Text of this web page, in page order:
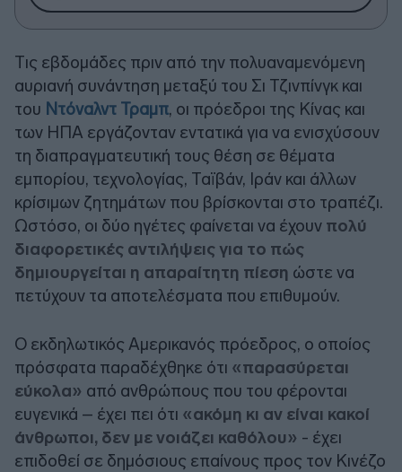
Tις εβδομάδες πριν από την πολυαναμενόμενη
αυριανή συνάντηση μεταξύ του Σι Τζινπίνγκ και
του Ντόναλντ Τραμπ, οι πρόεδροι της Κίνας και
των ΗΠΑ εργάζονταν εντατικά για να ενισχύσουν
τη διαπραγματευτική τους θέση σε θέματα
εμπορίου, τεχνολογίας, Ταϊβάν, Ιράν και άλλων
κρίσιμων ζητημάτων που βρίσκονται στο τραπέζι.
Ωστόσο, οι δύο ηγέτες φαίνεται να έχουν πολύ
διαφορετικές αντιλήψεις για το πώς
δημιουργείται η απαραίτητη πίεση ώστε να
πετύχουν τα αποτελέσματα που επιθυμούν.
Ο εκδηλωτικός Αμερικανός πρόεδρος, ο οποίος
πρόσφατα παραδέχθηκε ότι «παρασύρεται
εύκολα» από ανθρώπους που του φέρονται
ευγενικά – έχει πει ότι «ακόμη κι αν είναι κακοί
άνθρωποι, δεν με νοιάζει καθόλου» - έχει
επιδοθεί σε δημόσιους επαίνους προς τον Κινέζο